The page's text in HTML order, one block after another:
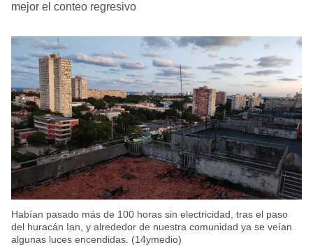
mejor el conteo regresivo
Habían pasado más de 100 horas sin electricidad, tras el paso
del huracán Ian, y alrededor de nuestra comunidad ya se veían
algunas luces encendidas. (14ymedio)